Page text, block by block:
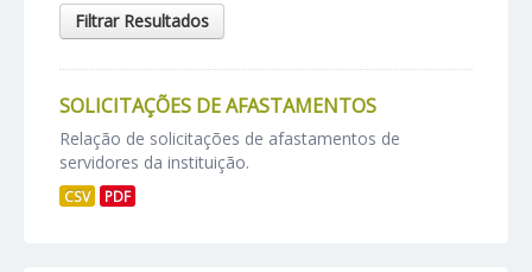
Filtrar Resultados
SOLICITAÇÕES DE AFASTAMENTOS
Relação de solicitações de afastamentos de
servidores da instituição.
CSV PDF